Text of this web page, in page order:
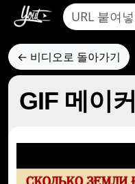
← 비디오로 돌아가기
GIF 메이커